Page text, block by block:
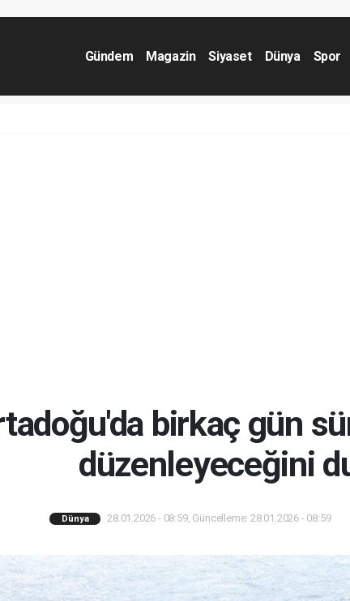
Gündem Magazin Siyaset Dünya Spor
birkaç gün
düzenleyeceğini
Dünya 28.01.2026 - 08:59, Güncelleme: 28.01.2026 - 08:59